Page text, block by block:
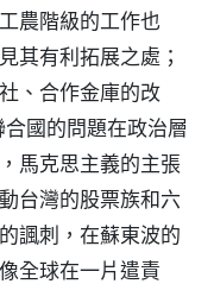
農階級的工作也
其有利拓展之處；
、合作金庫的改
國的問題在政治層
馬克思主義的主張
台灣的股票族和六
諷刺，在蘇東波的
全球在一片遣責